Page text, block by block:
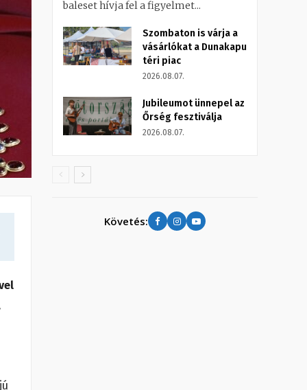
baleset hívja fel a figyelmet...
Szombaton is várja a
vásárlókat a Dunakapu
téri piac
2026.08.07.
Jubileumot ünnepel az
Őrség fesztiválja
2026.08.07.
Követés: